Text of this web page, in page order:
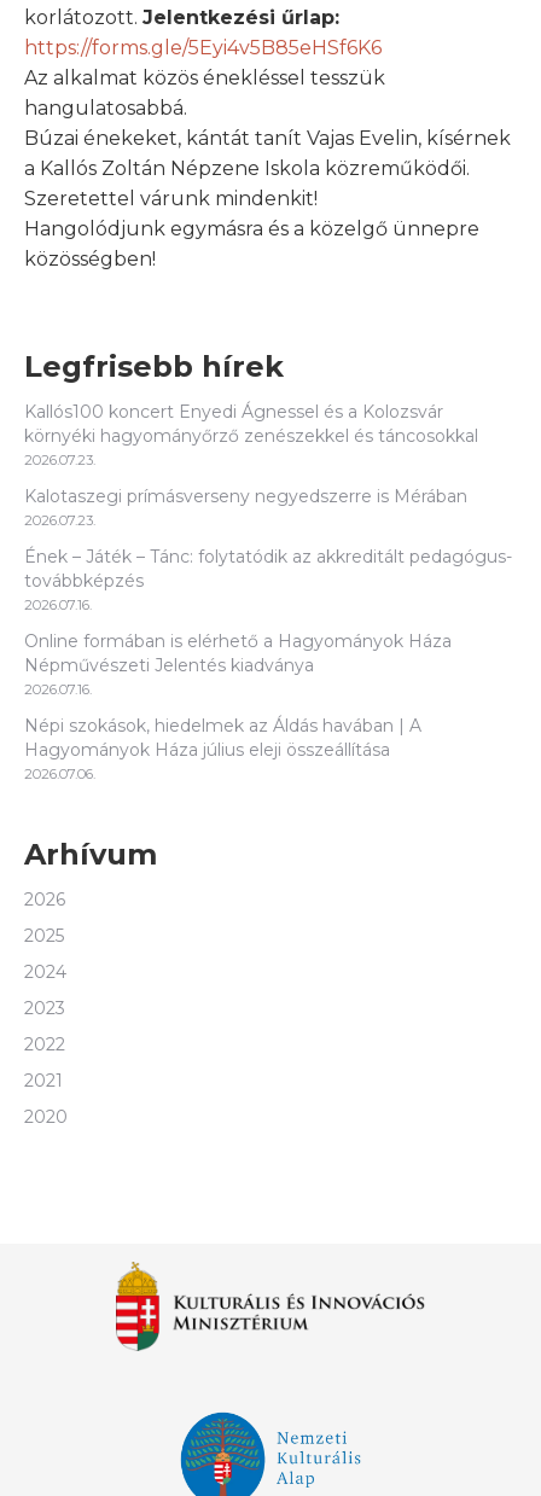
korlátozott. Jelentkezési űrlap:
https://forms.gle/5Eyi4v5B85eHSf6K6
Az alkalmat közös énekléssel tesszük
hangulatosabbá.
Búzai énekeket, kántát tanít Vajas Evelin, kísérnek
a Kallós Zoltán Népzene Iskola közreműködői.
Szeretettel várunk mindenkit!
Hangolódjunk egymásra és a közelgő ünnepre
közösségben!
Legfrisebb hírek
Kallós100 koncert Enyedi Ágnessel és a Kolozsvár
környéki hagyományőrző zenészekkel és táncosokkal
2026.07.23.
Kalotaszegi prímásverseny negyedszerre is Mérában
2026.07.23.
Ének – Játék – Tánc: folytatódik az akkreditált pedagógus-
továbbképzés
2026.07.16.
Online formában is elérhető a Hagyományok Háza
Népművészeti Jelentés kiadványa
2026.07.16.
Népi szokások, hiedelmek az Áldás havában | A
Hagyományok Háza július eleji összeállítása
2026.07.06.
Arhívum
2026
2025
2024
2023
2022
2021
2020